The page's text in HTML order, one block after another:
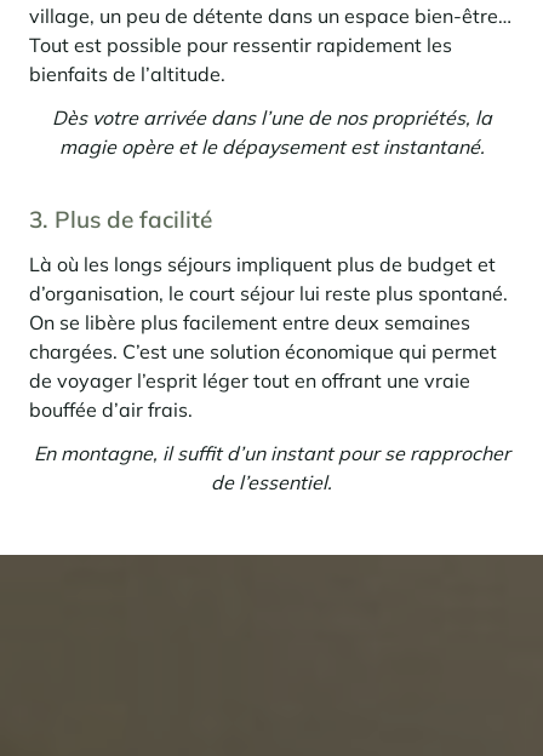
Où trouver les plus beaux spots de ski hors-piste dans les Alpes
françaises ?
Vous attendez les chutes de neige comme d'autres guettent le lever
grands espaces vierges de traces ? Vous faites sans doute partie de
ces adeptes du ski hors-piste. Découvrez notre sélection de secteurs
mythiques où la poudreuse se mérite - et se savoure.
village, un peu de détente dans un espace bien-être…
Tout est possible pour ressentir rapidement les
bienfaits de l’altitude.
Dès votre arrivée dans l’une de nos propriétés, la
magie opère et le dépaysement est instantané.
3. Plus de facilité
Là où les longs séjours impliquent plus de budget et
d’organisation, le court séjour lui reste plus spontané.
On se libère plus facilement entre deux semaines
chargées. C’est une solution économique qui permet
de voyager l’esprit léger tout en offrant une vraie
bouffée d’air frais.
En montagne, il suffit d’un instant pour se rapprocher
de l’essentiel.